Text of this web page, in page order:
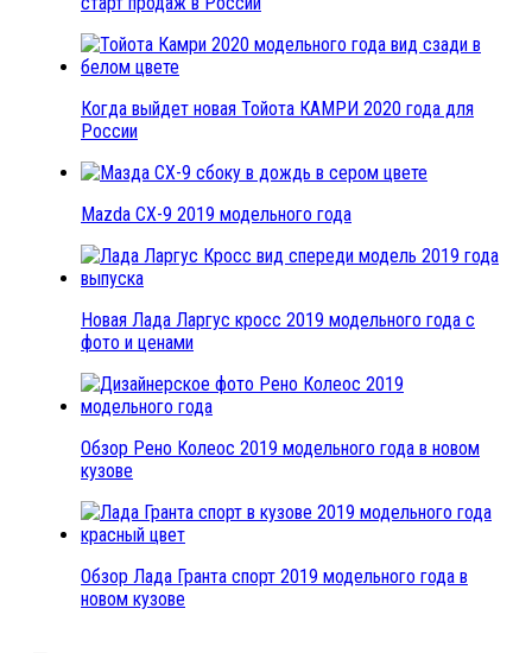
Когда выйдет новая Тойота КАМРИ 2020 года для
России
Mazda CX-9 2019 модельного года
Новая Лада Ларгус кросс 2019 модельного года с
фото и ценами
Обзор Рено Колеос 2019 модельного года в новом
кузове
Обзор Лада Гранта спорт 2019 модельного года в
новом кузове